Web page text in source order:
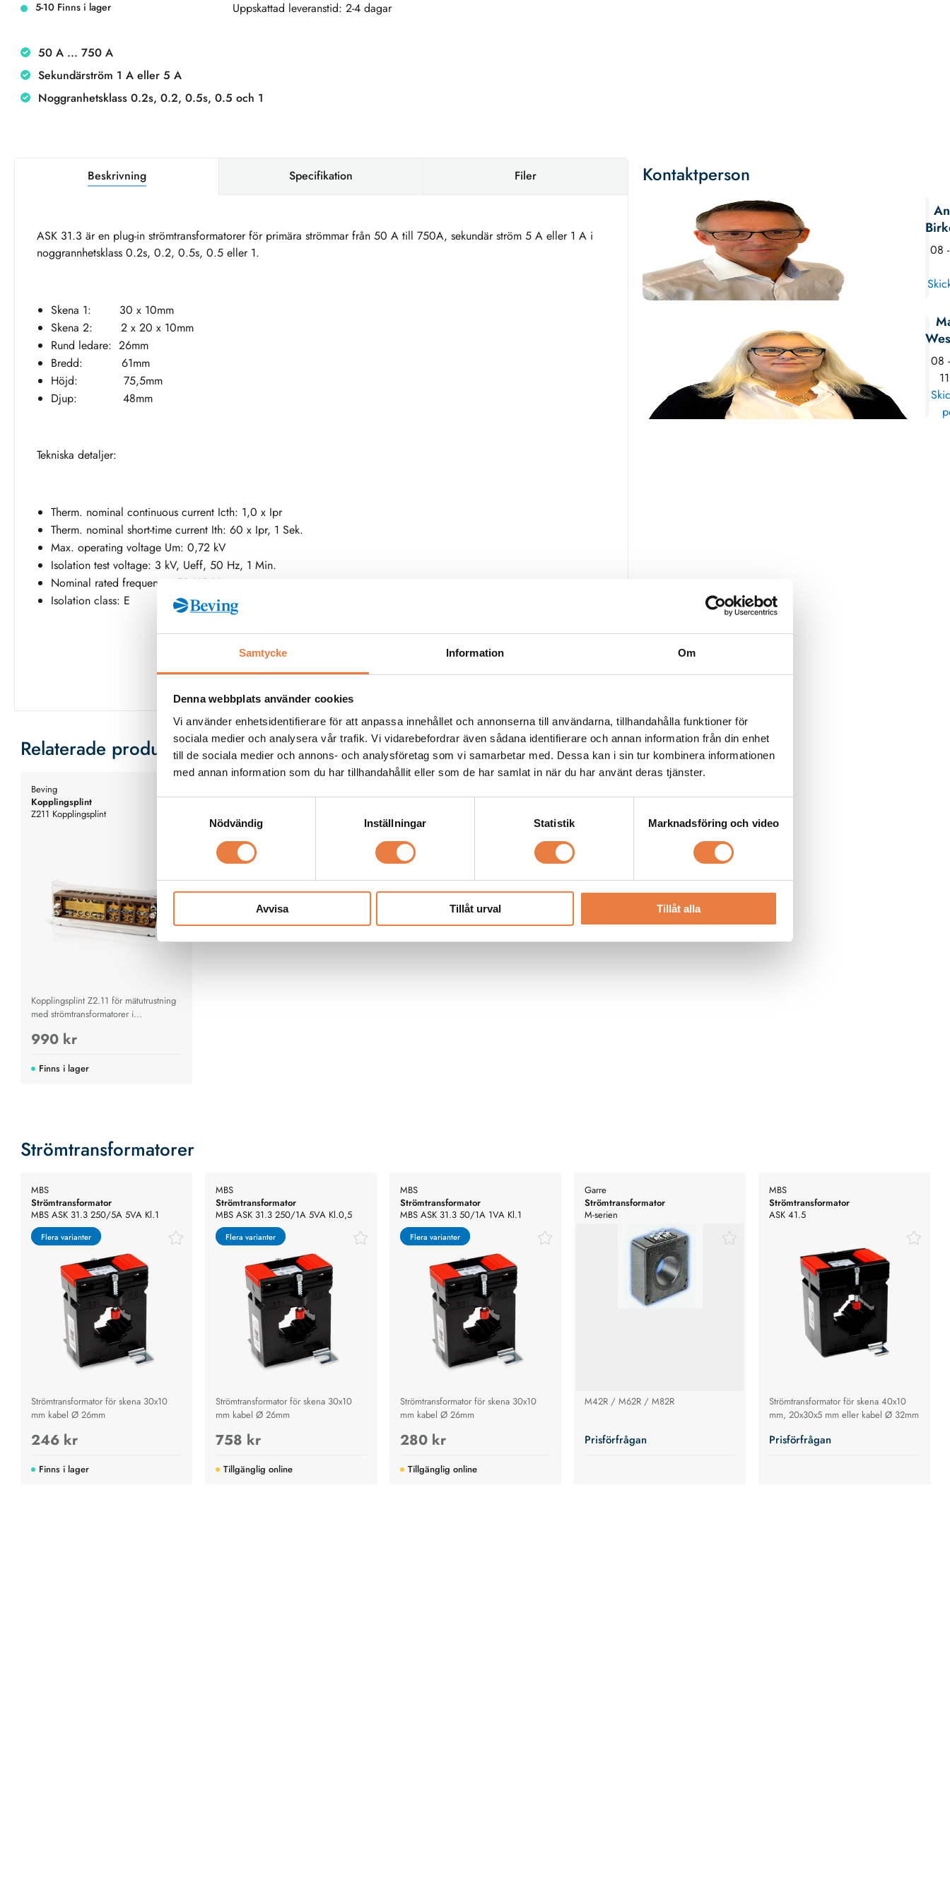
Samtycke Information Om
Denna webbplats använder cookies
Vi använder enhetsidentifierare för att anpassa innehållet och annonserna till användarna, tillhandahålla funktioner för
sociala medier och analysera vår trafik. Vi vidarebefordrar även sådana identifierare och annan information från din enhet
till de sociala medier och annons- och analysföretag som vi samarbetar med. Dessa kan i sin tur kombinera informationen
med annan information som du har tillhandahållit eller som de har samlat in när du har använt deras tjänster.
Nödvändig
Inställningar Statistik Marknadsföring och video
Avvisa Tillåt urval Tillåt alla
5-10 Finns i lager Uppskattad leveranstid: 2-4 dagar
50 A ... 750 A
Sekundärström 1 A eller 5 A
Noggranhetsklass 0.2s, 0.2, 0.5s, 0.5 och 1
Beskrivning Specifikation Filer
ASK 31.3 är en plug-in strömtransformatorer för primära strömmar från 50 A till 750A, sekundär ström 5 A eller 1 A i
noggrannhetsklass 0.2s, 0.2, 0.5s, 0.5 eller 1.
Skena 1: 30 x 10mm
Skena 2: 2 x 20 x 10mm
Rund ledare: 26mm
Bredd: 61mm
Höjd: 75,5mm
Djup: 48mm
Tekniska detaljer:
Therm. nominal continuous current Icth: 1,0 x Ipr
Therm. nominal short-time current Ith: 60 x Ipr, 1 Sek.
Max. operating voltage Um: 0,72 kV
Isolation test voltage: 3 kV, Ueff, 50 Hz, 1 Min.
Nominal rated frequency: 50/60 Hz
Isolation class: E
Kontaktperson
08
08
Relaterade produkter
Beving
Kopplingsplint
Z211 Kopplingsplint
Kopplingsplint Z2.11 för mätutrustning
med strömtransformatorer i
990 kr
Finns i lager
Strömtransformatorer
Flera varianter
Flera varianter
MBS
Strömtransformator
MBS ASK 31.3 250/5A 5VA Kl.1
Strömtransformator för skena 30x10
mm kabel Ø 26mm
246 kr
Finns i lager
Flera varianter
Flera varianter
MBS
Strömtransformator
MBS ASK 31.3 250/1A 5VA Kl.0,5
Strömtransformator för skena 30x10
mm kabel Ø 26mm
758 kr
Tillgänglig online
Flera varianter
Flera varianter
MBS
Strömtransformator
MBS ASK 31.3 50/1A 1VA Kl.1
Strömtransformator för skena 30x10
mm kabel Ø 26mm
280 kr
Tillgänglig online
Garre
Strömtransformator
M-serien
M42R / M62R / M82R
Prisförfrågan
MBS
Strömtransformator
ASK 41.5
Strömtransformator för skena 40x10
mm, 20x30x5 mm eller kabel Ø 32mm
Prisförfrågan